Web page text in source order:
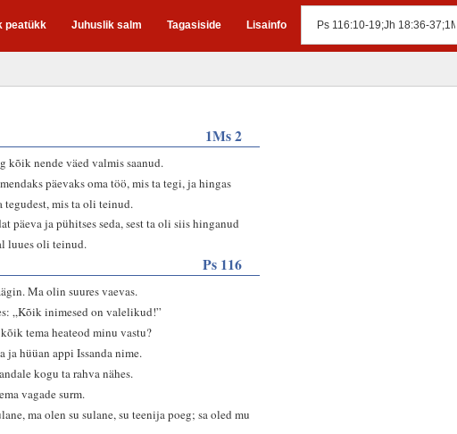
peatükk Juhuslik salm Tagasiside Lisainfo
1Ms 2
kõik nende väed valmis saanud.
päevaks oma töö, mis ta tegi, ja hingas
mis ta oli teinud.
päeva ja pühitses seda, sest ta oli siis hinganud
luues oli teinud.
Ps 116
Ma olin suures vaevas.
„Kõik inimesed on valelikud!”
tema heateod minu vastu?
ja hüüan appi Issanda nime.
kogu ta rahva nähes.
vagade surm.
ma olen su sulane, su teenija poeg; sa oled mu